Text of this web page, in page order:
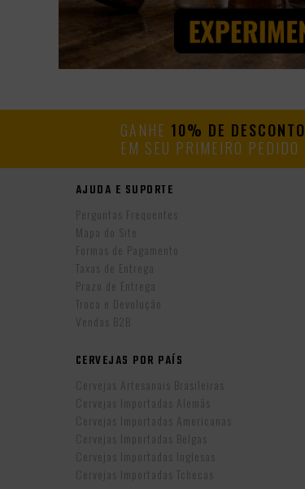
GANHE 10% DE DESCONTO
EM SEU PRIMEIRO PEDIDO
AJUDA E SUPORTE
Perguntas Frequentes
Mapa do Site
Formas de Pagamento
Taxas de Entrega
Prazo de Entrega
Troca e Devolução
Vendas B2B
CERVEJAS POR PAÍS
Cervejas Artesanais Brasileiras
Cervejas Importadas Alemãs
Cervejas Importadas Americanas
Cervejas Importadas Belgas
Cervejas Importadas Inglesas
Cervejas Importadas Tchecas